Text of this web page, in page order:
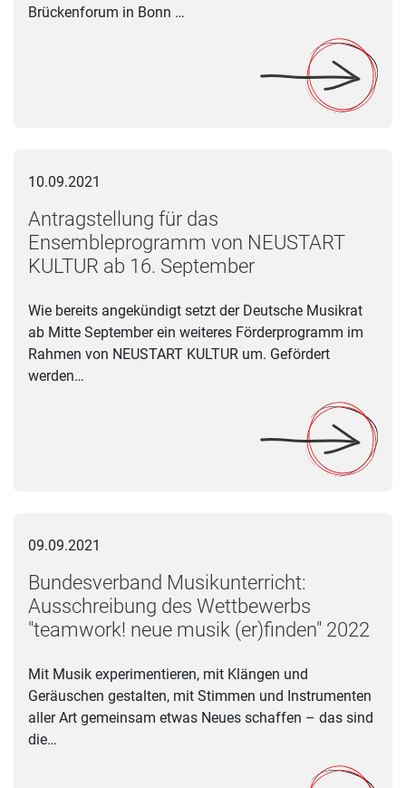
Brückenforum in Bonn …
10.09.2021
Antragstellung für das
Ensembleprogramm von NEUSTART
KULTUR ab 16. September
Wie bereits angekündigt setzt der Deutsche Musikrat
ab Mitte September ein weiteres Förderprogramm im
Rahmen von NEUSTART KULTUR um. Gefördert
werden…
09.09.2021
Bundesverband Musikunterricht:
Ausschreibung des Wettbewerbs
"teamwork! neue musik (er)finden" 2022
Mit Musik experimentieren, mit Klängen und
Geräuschen gestalten, mit Stimmen und Instrumenten
aller Art gemeinsam etwas Neues schaffen – das sind
die…